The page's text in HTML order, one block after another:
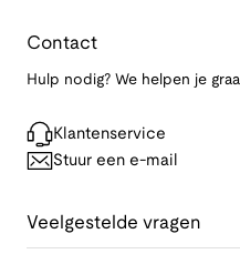
Contact
Hulp nodig? We helpen je
Klantenservice
Stuur een e-mail
Veelgestelde vragen